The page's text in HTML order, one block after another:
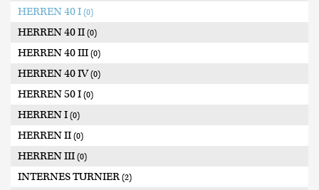
HERREN 40 I (0)
HERREN 40 II (0)
HERREN 40 III (0)
HERREN 40 IV(0)
HERREN 50 I (0)
HERREN I (0)
HERREN II (0)
HERREN III (0)
INTERNES TURNIER (2)